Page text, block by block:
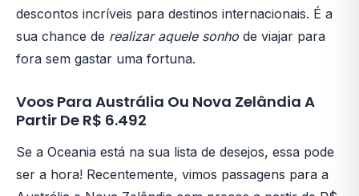
descontos incríveis para destinos internacionais. É a
sua chance de realizar aquele sonho de viajar para
fora sem gastar uma fortuna.
Voos Para Austrália Ou Nova Zelândia A
Partir De R$ 6.492
Se a Oceania está na sua lista de desejos, essa pode
ser a hora! Recentemente, vimos passagens para a